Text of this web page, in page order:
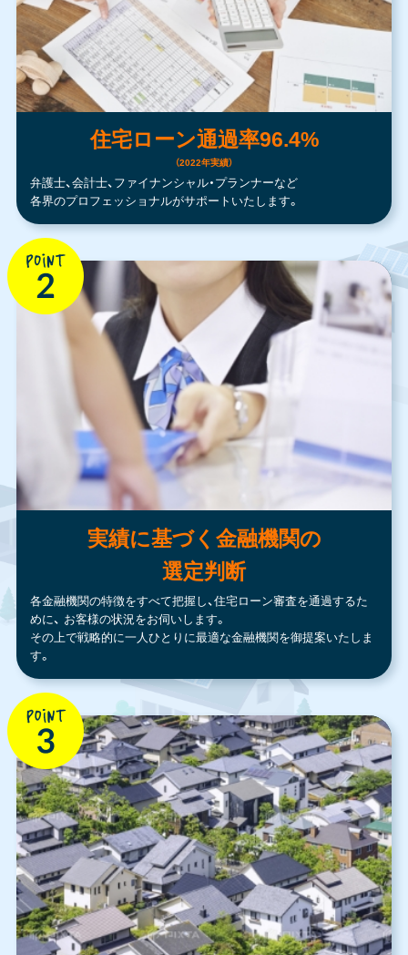
住宅ローン通過率96.4%
（2022年実績）
弁護士、会計士、ファイナンシャル・プランナーなど
各界のプロフェッショナルがサポートいたします。
実績に基づく金融機関の
選定判断
各金融機関の特徴をすべて把握し、住宅ローン審査を通過するた
めに、 お客様の状況をお伺いします。
その上で戦略的に一人ひとりに最適な金融機関を御提案いたしま
す。